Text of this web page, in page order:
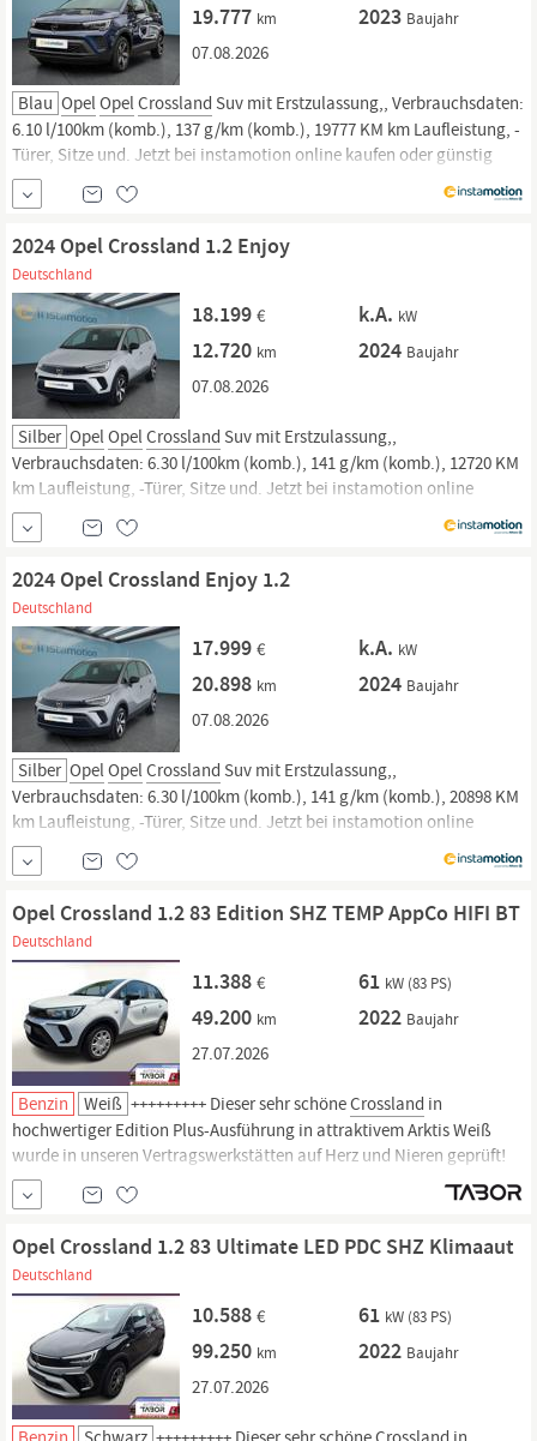
19.777 km 2023 Baujahr
07.08.2026
Blau OpelOpelCrossland Suv mit Erstzulassung,, Verbrauchsdaten:
6.10 l/100km (komb.), 137 g/km (komb.), 19777 KM km Laufleistung, -
Türer, Sitze und. Jetzt bei instamotion online kaufen oder günstig
finanzieren. Nur geprüfte Fahrzeuge mit Garantie, 14 Tage
Rückgaberecht und Lieferung vor die Haustür. Jetzt informieren!
2024 Opel Crossland 1.2 Enjoy
Deutschland
18.199 € k.A. kW
12.720 km 2024 Baujahr
07.08.2026
Silber OpelOpelCrossland Suv mit Erstzulassung,,
Verbrauchsdaten: 6.30 l/100km (komb.), 141 g/km (komb.), 12720 KM
km Laufleistung, -Türer, Sitze und. Jetzt bei instamotion online
kaufen oder günstig finanzieren. Nur geprüfte Fahrzeuge mit
Garantie, 14 Tage Rückgaberecht und Lieferung vor die Haustür. Jetzt
2024 Opel Crossland Enjoy 1.2
Deutschland
17.999 € k.A. kW
20.898 km 2024 Baujahr
07.08.2026
Silber OpelOpelCrossland Suv mit Erstzulassung,,
Verbrauchsdaten: 6.30 l/100km (komb.), 141 g/km (komb.), 20898 KM
km Laufleistung, -Türer, Sitze und. Jetzt bei instamotion online
kaufen oder günstig finanzieren. Nur geprüfte Fahrzeuge mit
Garantie, 14 Tage Rückgaberecht und Lieferung vor die Haustür. Jetzt
Opel Crossland 1.2 83 Edition SHZ TEMP AppCo HIFI BT
Deutschland
11.388 € 61 kW (83 PS)
49.200 km 2022 Baujahr
27.07.2026
Benzin Weiß +++++++++ Dieser sehr schöneCrossland in
hochwertiger Edition Plus-Ausführung in attraktivem Arktis Weiß
wurde in unseren Vertragswerkstätten auf Herz und Nieren geprüft!
Garantiemindestdauer 12 Monate. Zu einer Probefahrt sind Sie
jederzeit herzlich willkommen! Top-Ausstattung Sitzheizung vorn,
Opel Crossland 1.2 83 Ultimate LED PDC SHZ Klimaaut
Deutschland
10.588 € 61 kW (83 PS)
99.250 km 2022 Baujahr
27.07.2026